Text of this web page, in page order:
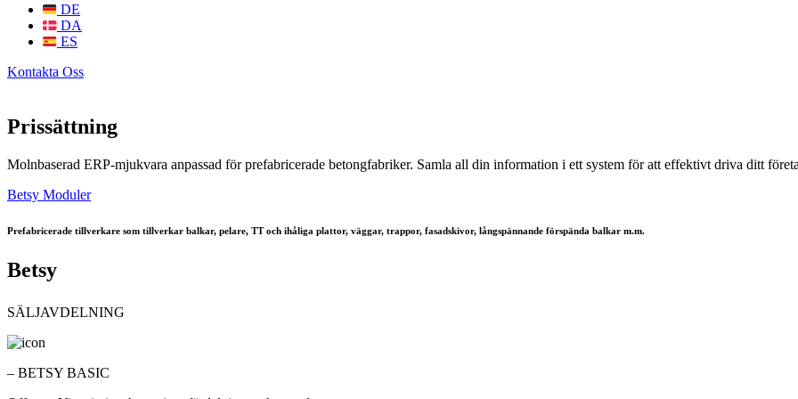
DE
DA
ES
Kontakta Oss
Prissättning
Molnbaserad ERP-mjukvara anpassad för prefabricerade betongfabriker. Samla all din information i ett system för att effektivt driva ditt
Betsy Moduler
Prefabricerade tillverkare som tillverkar balkar, pelare, TT och ihåliga plattor, väggar, trappor, fasadskivor, långspännande förspända balkar m.m.
Betsy
SÄLJAVDELNING
– BETSY BASIC